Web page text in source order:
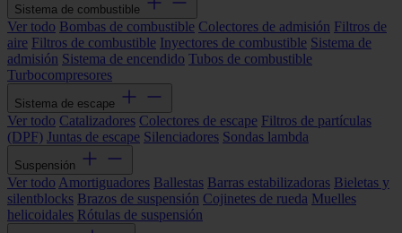
Sistema de combustible
Ver todo Bombas de combustible Colectores de admisión Filtros de
aire Filtros de combustible Inyectores de combustible Sistema de
admisión Sistema de encendido Tubos de combustible
Turbocompresores
Sistema de escape
Ver todo Catalizadores Colectores de escape Filtros de partículas
(DPF) Juntas de escape Silenciadores Sondas lambda
Suspensión
Ver todo Amortiguadores Ballestas Barras estabilizadoras Bieletas y
silentblocks Brazos de suspensión Cojinetes de rueda Muelles
helicoidales Rótulas de suspensión